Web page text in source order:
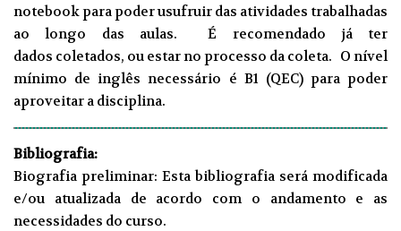
notebook para poder usufruir das atividades trabalhadas
ao longo das aulas. É recomendado já ter
dados coletados, ou estar no processo da coleta. O nível
mínimo de inglês necessário é B1 (QEC) para poder
aproveitar a disciplina.
Bibliografia:
Biografia preliminar: Esta bibliografia será modificada
e/ou atualizada de acordo com o andamento e as
necessidades do curso.